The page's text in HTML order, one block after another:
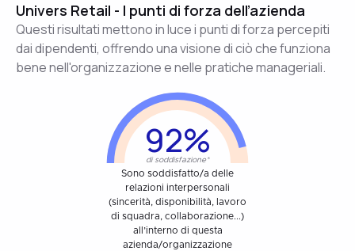
Univers Retail - I punti di forza dell’azienda
Questi risultati mettono in luce i punti di forza percepiti
dai dipendenti, offrendo una visione di ciò che funziona
bene nell'organizzazione e nelle pratiche manageriali.
92%
di soddisfazione*
Sono soddisfatto/a delle
relazioni interpersonali
(sincerità, disponibilità, lavoro
di squadra, collaborazione...)
all’interno di questa
azienda/organizzazione